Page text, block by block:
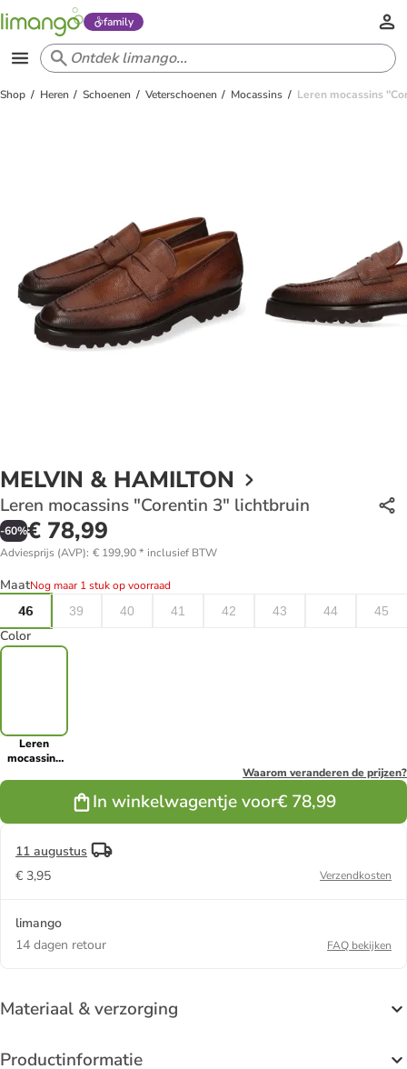
family
Shop Heren Schoenen Veterschoenen Mocassins Leren mocassins
MELVIN & HAMILTON
Leren mocassins "Corentin 3" lichtbruin
-60%€ 78,99
Adviesprijs (AVP): € 199,90* inclusief BTW
MaatNog maar 1 stuk op voorraad
46
39 40 41 42 43 44 45
Color
Leren
mocassins
Waarom veranderen de prijzen?
In winkelwagentje voor€ 78,99
11 augustus
€ 3,95
Verzendkosten
limango
14 dagen retour
FAQ bekijken
Materiaal & verzorging
Productinformatie